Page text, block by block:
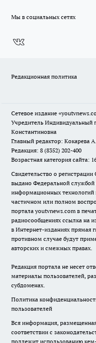
Мы в социальных сетях
Редакционная политика
Сетевое издание
Учредитель Индивидуальный
Константиновна
Главный редактор: Кокарева
Редакция: 8 (8352) 202-400
Возрастная категория сайта:
Свидетельство о
выдано Федеральной службой
информационных
частичном или полном
портала youtvnews.com в
радиосообщениях ссылка на
в Интернет-изданиях прямая
противном случае будут
авторских и смежных правах.
Редакция портала не несет
материалы пользователей,
субдоменах.
Политика
пользователей
Вся информация,
соответствии с
подлежит использованию